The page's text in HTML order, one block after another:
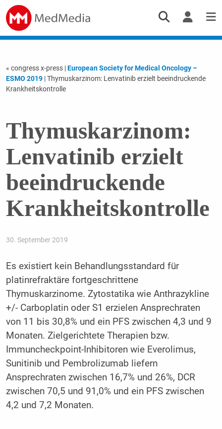
« congress x-press |European Society for Medical Oncology –
ESMO 2019| Thymuskarzinom: Lenvatinib erzielt beeindruckende
Krankheits­kontrolle
Thymuskarzinom:
Lenvatinib erzielt
beeindruckende
Krankheits­kontrolle
30. September 2019
Es existiert kein Behandlungsstandard für
platinrefraktäre fortgeschrittene
Thymuskarzinome. Zytostatika wie Anthrazykline
+/- Carboplatin oder S1 erzielen Ansprechraten
von 11 bis 30,8% und ein PFS zwischen 4,3 und 9
Monaten. Zielgerichtete Therapien bzw.
Immuncheckpoint-Inhibitoren wie Everolimus,
Sunitinib und Pembrolizumab liefern
Ansprechraten zwischen 16,7% und 26%, DCR
zwischen 70,5 und 91,0% und ein PFS zwischen
4,2 und 7,2 Monaten.